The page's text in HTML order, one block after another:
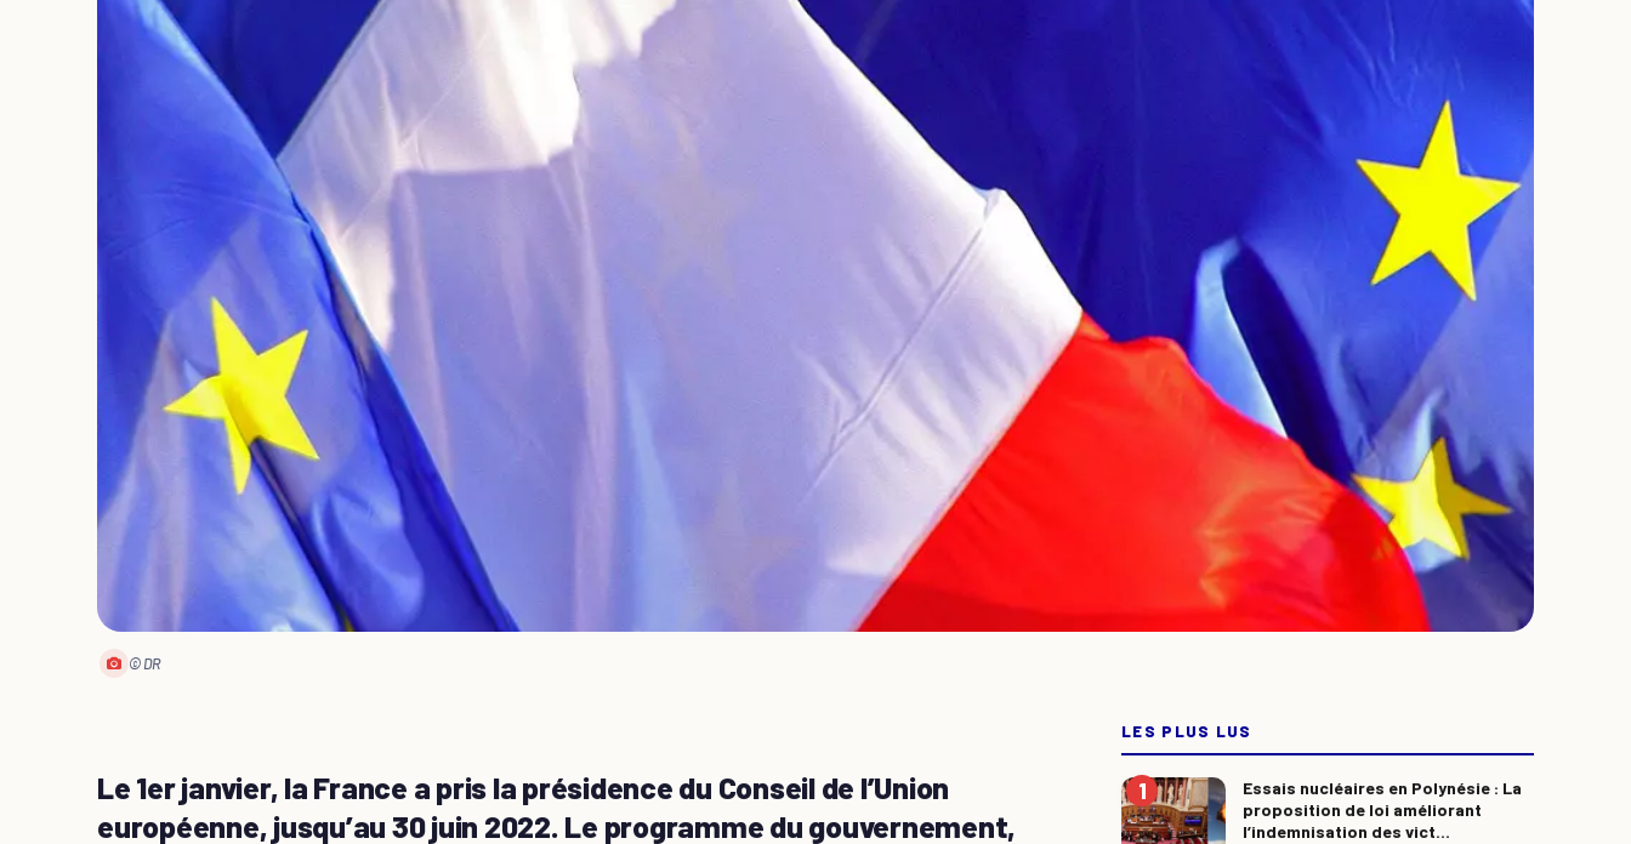
© DR
Le 1er janvier, la France a pris la présidence du Conseil de l’Union
européenne, jusqu’au 30 juin 2022. Le programme du gouvernement,
LES PLUS LUS
Essais nucléaires en Polynésie : La
proposition de loi améliorant
l’indemnisation des vict...